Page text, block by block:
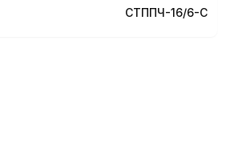
СТППЧ-16/6-С